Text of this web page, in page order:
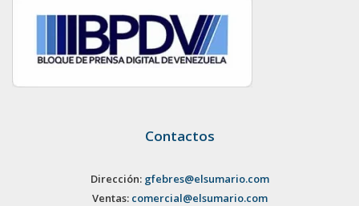
Contactos
Dirección: gfebres@elsumario.com
Ventas: comercial@elsumario.com